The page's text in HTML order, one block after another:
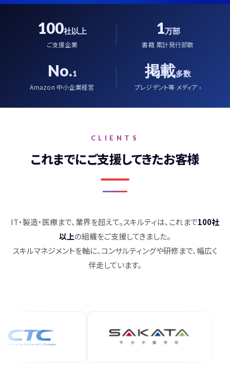
100社以上
ご支援企業
1万部
書籍 累計発行部数
No.1
Amazon 中小企業経営
掲載多数
プレジデント等 メディア ›
CLIENTS
これまでにご支援してきたお客様
IT・製造・医療まで、業界を超えて。スキルティは、これまで100社
以上の組織をご支援してきました。
スキルマネジメントを軸に、コンサルティングや研修まで、幅広く
伴走しています。